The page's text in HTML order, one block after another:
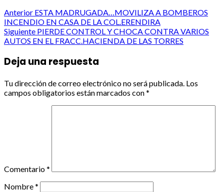
Post
navigation
Anterior ESTA MADRUGADA…MOVILIZA A BOMBEROS
INCENDIO EN CASA DE LA COL.ERENDIRA
Siguiente PIERDE CONTROL Y CHOCA CONTRA VARIOS
AUTOS EN EL FRACC.HACIENDA DE LAS TORRES
Deja una respuesta
Tu dirección de correo electrónico no será publicada. Los
campos obligatorios están marcados con*
Comentario*
Nombre*